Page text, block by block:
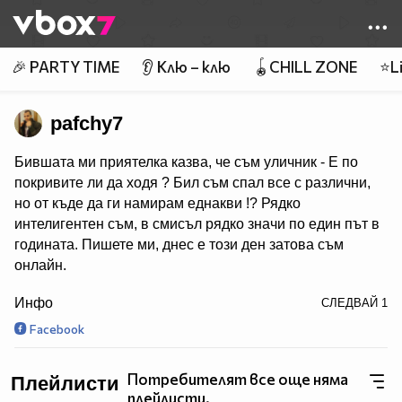
👾
🎉 PARTY TIME 👂 Клю – клю 🪀CHILL ZONE
pafchy7
Бившата ми приятелка казва, че съм уличник - Е по
покривите ли да ходя ? Бил съм спал все с различни,
но от къде да ги намирам еднакви !? Рядко
интелигентен съм, в смисъл рядко значи по един път в
годината. Пишете ми, днес е този ден затова съм
онлайн.
Абонирайте се за мен и очаквайте много интересни
клипове скоро! ;) ;) ;) 8-)
https://www.facebook.com/profile.php?
Инфо СЛЕДВАЙ 1
Facebook
Плейлисти Потребителят все още няма